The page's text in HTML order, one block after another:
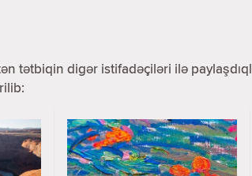
tətbiqin digər istifadəçiləri ilə